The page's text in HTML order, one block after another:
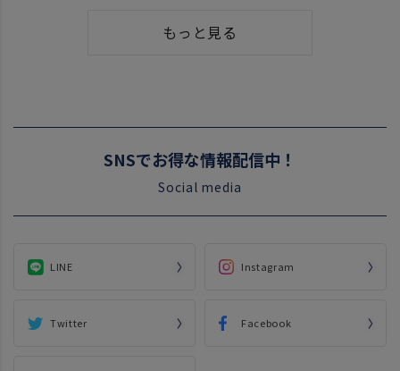
もっと見る
SNSでお得な情報配信中！
Social media
LINE Instagram
Twitter Facebook